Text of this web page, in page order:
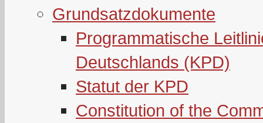
Grundsatzdokumente
Programmatische
Deutschlands (KPD)
Statut der KPD
Constitution of the